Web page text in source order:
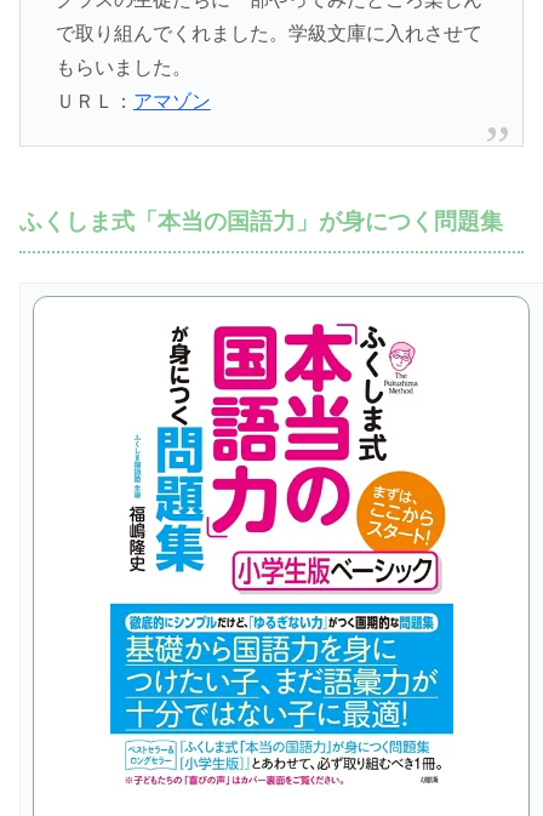
で取り組んでくれました。学級文庫に入れさせて
もらいました。
ＵＲＬ： アマゾン
ふくしま式「本当の国語力」が身につく問題集